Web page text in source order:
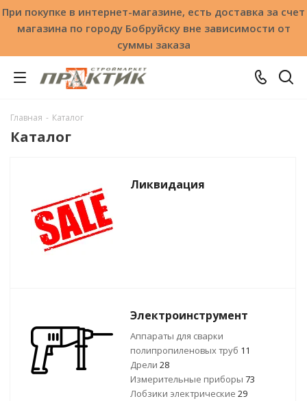
При покупке в интернет-магазине, есть доставка за счет
магазина по городу Бобруйску вне зависимости от
суммы заказа
Главная - Каталог
Каталог
Ликвидация
Электроинструмент
Аппараты для сварки
полипропиленовых труб 11
Дрели 28
Измерительные приборы 73
Лобзики электрические 29